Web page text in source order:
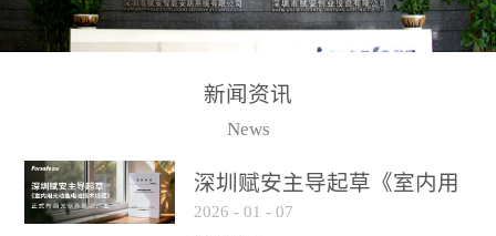
育馆、大型仓库和隧道空
间等，其建筑结构特殊、
火灾隐患多。一旦发生火
传统的火灾关测器无法被
及时缺发，不能及早发现
和有效扑救火火，这不仅
高可靠的系统抗干扰技术
等多项专利技术和专有技
警领域三十多年技术积累
和工程实践的结晶。
新闻资讯
News
深圳赋安主导起草《室内用
光动能电池技术规程》 正式
2026 - 01 - 07